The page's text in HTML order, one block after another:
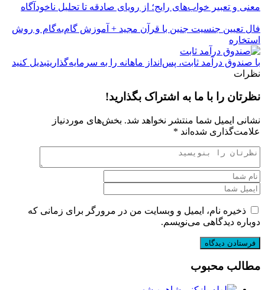
معنی و تعبیر خواب‌های رایج؛ از رویای صادقه تا تحلیل ناخودآگاه
فال تعیین جنسیت جنین با قرآن مجید + آموزش گام‌به‌گام و روش
استخاره
با صندوق درآمد ثابت، پس‌انداز ماهانه را به سرمایه‌گذاریتبدیل کنید
نظرات
نظرتان را با ما به اشتراک بگذارید!
نشانی ایمیل شما منتشر نخواهد شد. بخش‌های موردنیاز
علامت‌گذاری شده‌اند *
ذخیره نام، ایمیل و وبسایت من در مرورگر برای زمانی که
دوباره دیدگاهی می‌نویسم.
مطالب محبوب